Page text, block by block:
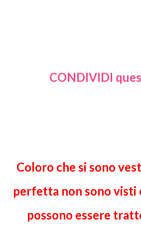
CONDIVIDI
Coloro che si sono
perfetta non sono visti
possono essere